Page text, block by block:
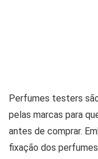
Perfumes testers
pelas marcas para
antes de comprar.
fixação dos